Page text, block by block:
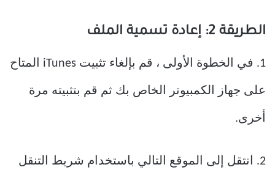
الطريقة 2: إعادة تسمية الملف
1. في الخطوة الأولى ، قم بإلغاء تثبيت iTunes المتاح
على جهاز الكمبيوتر الخاص بك ثم قم بتثبيته مرة
أخرى.
2. انتقل إلى الموقع التالي باستخدام شريط التنقل